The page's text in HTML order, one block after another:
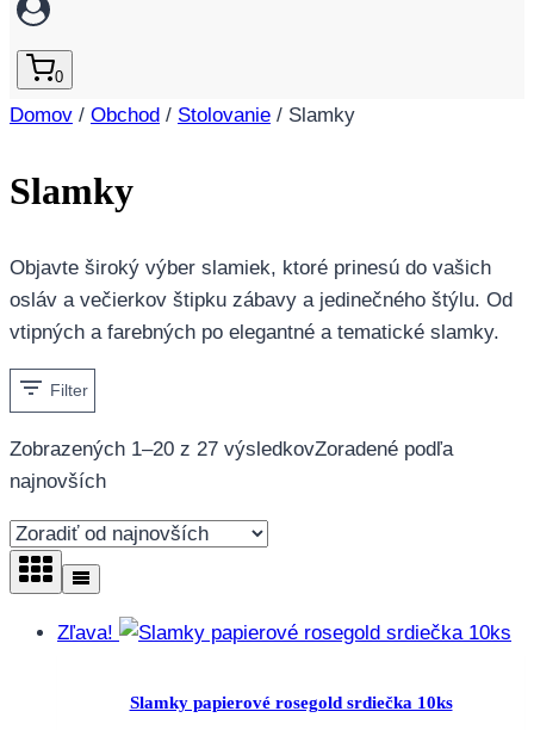
0
Domov / Obchod / Stolovanie / Slamky
Slamky
Objavte široký výber slamiek, ktoré prinesú do vašich
osláv a večierkov štipku zábavy a jedinečného štýlu. Od
vtipných a farebných po elegantné a tematické slamky.
Filter
Zobrazených 1–20 z 27 výsledkovZoradené podľa
najnovších
Zľava!
Slamky papierové rosegold srdiečka 10ks